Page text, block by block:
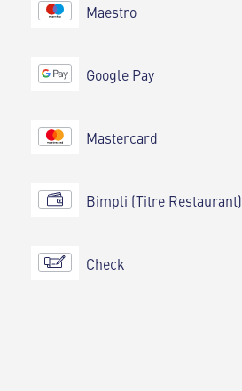
Maestro
Google Pay
Mastercard
Bimpli (Titre Restaurant)
Check